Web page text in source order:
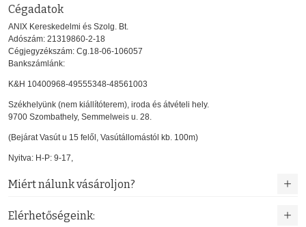
Cégadatok
ANIX Kereskedelmi és Szolg. Bt.
Adószám: 21319860-2-18
Cégjegyzékszám: Cg.18-06-106057
Bankszámlánk:
K&H 10400968-49555348-48561003
Székhelyünk (nem kiállítóterem), iroda és átvételi hely.
9700 Szombathely, Semmelweis u. 28.
(Bejárat Vasút u 15 felől, Vasútállomástól kb. 100m)
Nyitva: H-P: 9-17,
Miért nálunk vásároljon?
Elérhetőségeink: